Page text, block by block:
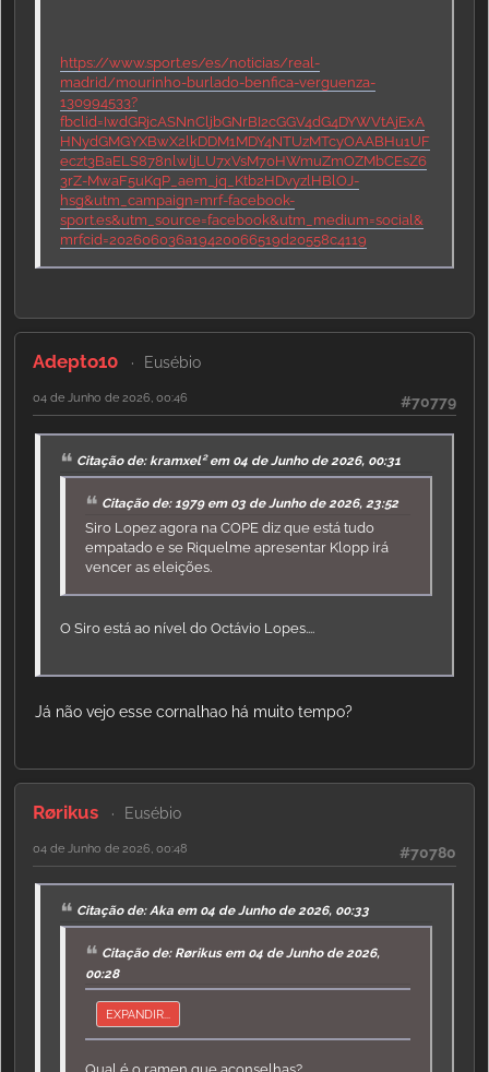
https://www.sport.es/es/noticias/real-
madrid/mourinho-burlado-benfica-verguenza-
130994533?
fbclid=IwdGRjcASNnCljbGNrBI2cGGV4dG4DYWVtAjExA
HNydGMGYXBwX2lkDDM1MDY4NTUzMTcyOAABHu1UF
eczt3BaELS878nlwljLU7xVsM70HWmuZmOZMbCEsZ6
3rZ-MwaF5uKqP_aem_jq_Ktb2HDvyzlHBlOJ-
hsg&utm_campaign=mrf-facebook-
sport.es&utm_source=facebook&utm_medium=social&
mrfcid=202606036a19420066519d20558c4119
Adepto10 Eusébio
#70779
04 de Junho de 2026, 00:46
Citação de: kramxel² em 04 de Junho de 2026, 00:31
Citação de: 1979 em 03 de Junho de 2026, 23:52
Siro Lopez agora na COPE diz que está tudo
empatado e se Riquelme apresentar Klopp irá
vencer as eleições.
O Siro está ao nível do Octávio Lopes....
Já não vejo esse cornalhao há muito tempo?
Rørikus Eusébio
#70780
04 de Junho de 2026, 00:48
Citação de: Aka em 04 de Junho de 2026, 00:33
Citação de: Rørikus em 04 de Junho de 2026,
00:28
EXPANDIR...